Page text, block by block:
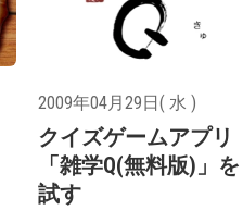
2009年04月29日( 水 )
クイズゲームアプリ
「雑学Q(無料版)」を
試す